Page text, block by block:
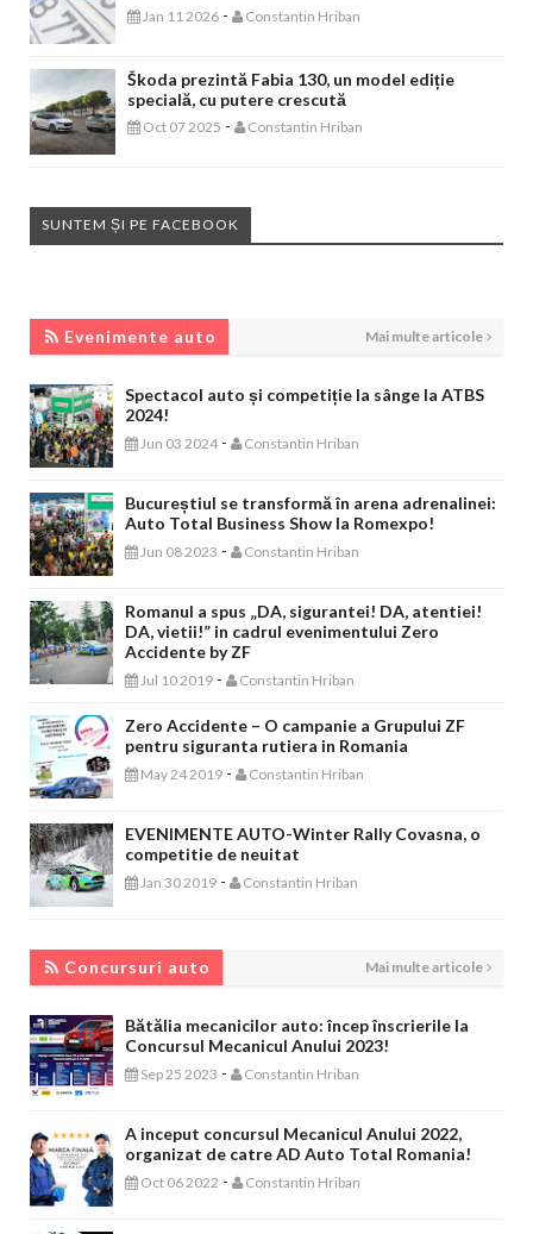
Jan 11 2026 - Constantin Hriban
Škoda prezintă Fabia 130, un model ediție
specială, cu putere crescută
Oct 07 2025 - Constantin Hriban
SUNTEM ȘI PE FACEBOOK
Evenimente auto Mai multe articole
Spectacol auto și competiție la sânge la ATBS
2024!
Jun 03 2024 - Constantin Hriban
Bucureștiul se transformă în arena adrenalinei:
Auto Total Business Show la Romexpo!
Jun 08 2023 - Constantin Hriban
Romanul a spus „DA, sigurantei! DA, atentiei!
DA, vietii!” in cadrul evenimentului Zero
Accidente by ZF
Jul 10 2019 - Constantin Hriban
Zero Accidente – O campanie a Grupului ZF
pentru siguranta rutiera in Romania
May 24 2019 - Constantin Hriban
EVENIMENTE AUTO-Winter Rally Covasna, o
competitie de neuitat
Jan 30 2019 - Constantin Hriban
Concursuri auto Mai multe articole
Bătălia mecanicilor auto: încep înscrierile la
Concursul Mecanicul Anului 2023!
Sep 25 2023 - Constantin Hriban
A inceput concursul Mecanicul Anului 2022,
organizat de catre AD Auto Total Romania!
Oct 06 2022 - Constantin Hriban